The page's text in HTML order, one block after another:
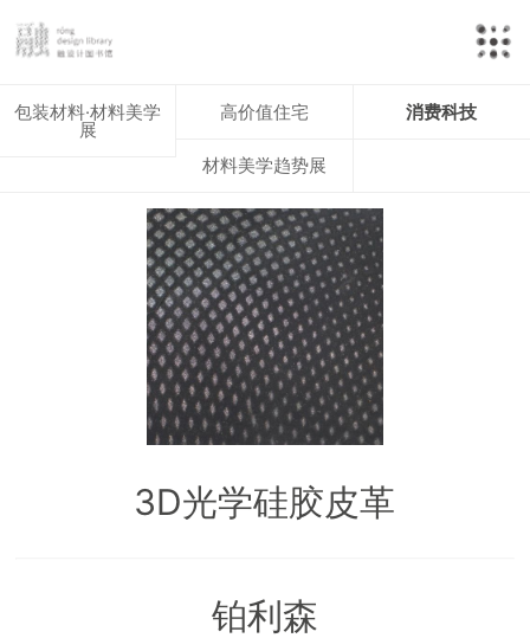
包装材料·材料美学
展
高价值住宅 消费科技
材料美学趋势展
3D光学硅胶皮革
铂利森